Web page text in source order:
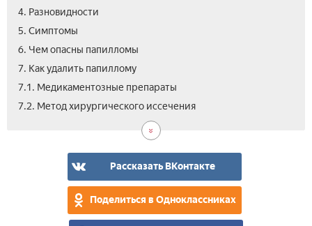
4. Разновидности
5. Симптомы
6. Чем опасны папилломы
7. Как удалить папиллому
7.1. Медикаментозные препараты
7.2. Метод хирургического иссечения
Рассказать ВКонтакте
Поделиться в Одноклассниках